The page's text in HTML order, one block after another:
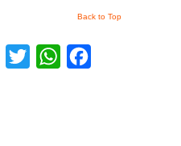
Back to Top
Messenger
Twitter WhatsApp